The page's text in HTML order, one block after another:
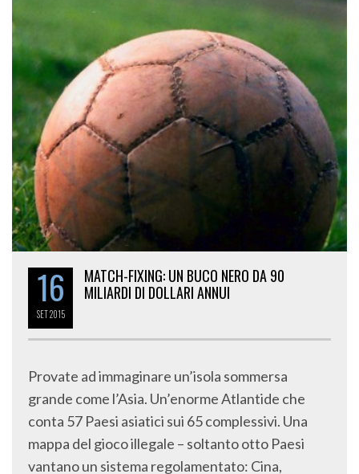
16
SET2015
MATCH-FIXING: UN BUCO NERO DA 90
MILIARDI DI DOLLARI ANNUI
Provate ad immaginare un’isola sommersa
grande come l’Asia. Un’enorme Atlantide che
conta 57 Paesi asiatici sui 65 complessivi. Una
mappa del gioco illegale – soltanto otto Paesi
vantano un sistema regolamentato: Cina,